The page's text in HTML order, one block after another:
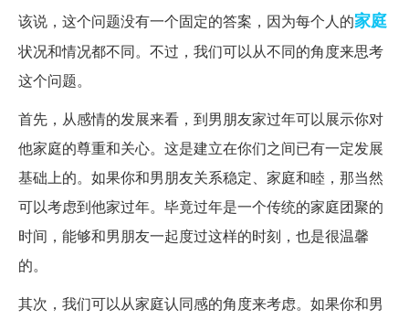
该说，这个问题没有一个固定的答案，因为每个人的家庭
状况和情况都不同。不过，我们可以从不同的角度来思考
这个问题。
首先，从感情的发展来看，到男朋友家过年可以展示你对
他家庭的尊重和关心。这是建立在你们之间已有一定发展
基础上的。如果你和男朋友关系稳定、家庭和睦，那当然
可以考虑到他家过年。毕竟过年是一个传统的家庭团聚的
时间，能够和男朋友一起度过这样的时刻，也是很温馨
的。
其次，我们可以从家庭认同感的角度来考虑。如果你和男